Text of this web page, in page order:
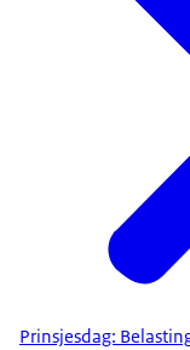
Prinsjesdag: